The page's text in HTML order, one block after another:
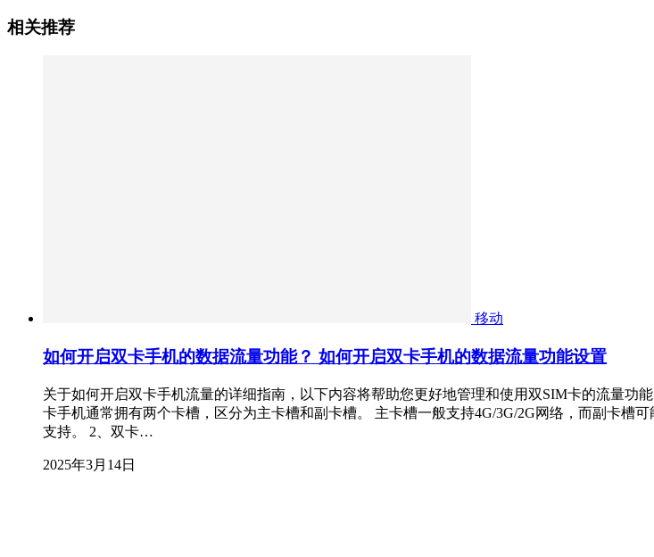
相关推荐
移动
如何开启双卡手机的数据流量功能？ 如何开启双卡手机的数据流量功能设置
关于如何开启双卡手机流量的详细指南，以下内容将帮助您更好地管理和使用双SIM卡的流量功
卡手机通常拥有两个卡槽，区分为主卡槽和副卡槽。 主卡槽一般支持4G/3G/2G网络，而副卡槽
支持。 2、双卡…
2025年3月14日